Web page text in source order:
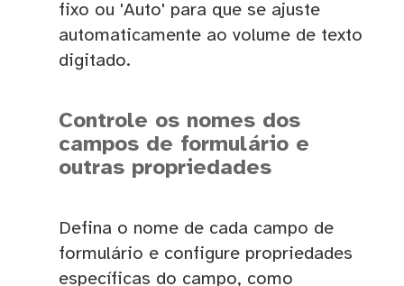
fixo ou 'Auto' para que se ajuste
automaticamente ao volume de texto
digitado.
Controle os nomes dos
campos de formulário e
outras propriedades
Defina o nome de cada campo de
formulário e configure propriedades
específicas do campo, como